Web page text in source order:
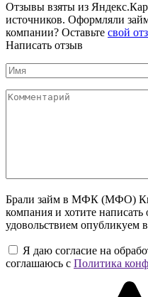
Отзывы взяты из
источников. Оформляли
компании? Оставьте свой
Написать отзыв
Брали займ в МФК (МФО)
компания и хотите
удовольствием опубликуем
Я даю согласие на
соглашаюсь c Политика